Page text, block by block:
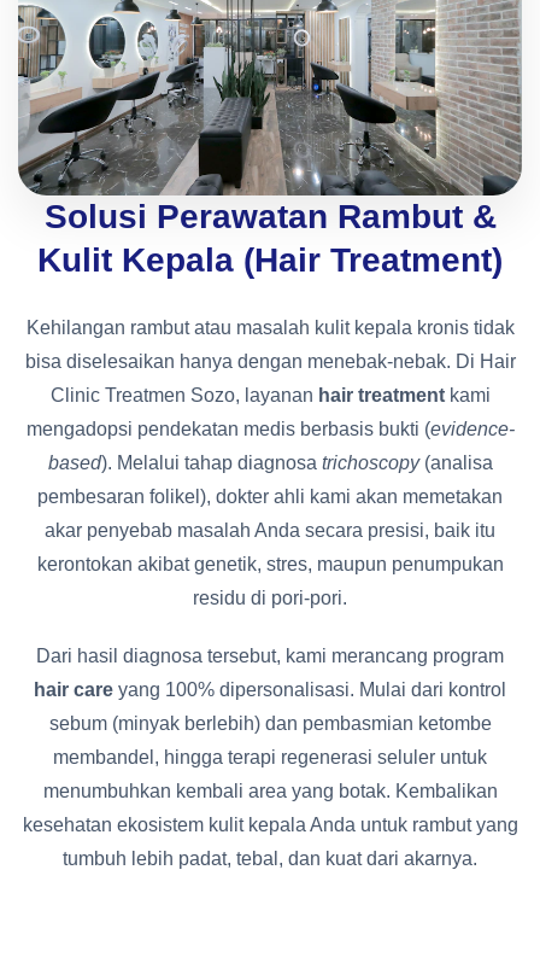
Solusi Perawatan Rambut &
Kulit Kepala (Hair Treatment)
Kehilangan rambut atau masalah kulit kepala kronis tidak
bisa diselesaikan hanya dengan menebak-nebak. Di Hair
Clinic Treatmen Sozo, layanan hair treatmentkami
mengadopsi pendekatan medis berbasis bukti (evidence-
based). Melalui tahap diagnosa trichoscopy(analisa
pembesaran folikel), dokter ahli kami akan memetakan
akar penyebab masalah Anda secara presisi, baik itu
kerontokan akibat genetik, stres, maupun penumpukan
residu di pori-pori.
Dari hasil diagnosa tersebut, kami merancang program
hair care yang 100% dipersonalisasi. Mulai dari kontrol
sebum (minyak berlebih) dan pembasmian ketombe
membandel, hingga terapi regenerasi seluler untuk
menumbuhkan kembali area yang botak. Kembalikan
kesehatan ekosistem kulit kepala Anda untuk rambut yang
tumbuh lebih padat, tebal, dan kuat dari akarnya.